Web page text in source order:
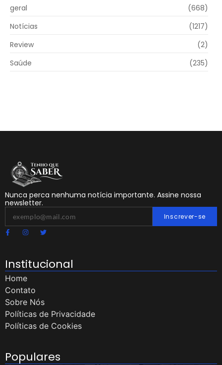
geral
(668)
Notícias
(1217)
Review
(2)
Saúde
(235)
Nunca perca nenhuma notícia importante. Assine nossa
newsletter.
Inscrever-se
Institucional
Home
Contato
Sobre Nós
Políticas de Privacidade
Políticas de Cookies
Populares